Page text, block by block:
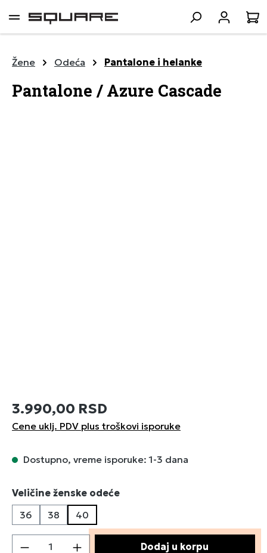
sadržaj
Žene Odeća Pantalone i helanke
Pantalone / Azure Cascade
3.990,00 RSD
Cene uklj. PDV plus troškovi isporuke
Dostupno, vreme isporuke: 1-3 dana
Izaberi
Veličine ženske odeće
36
38 40
Količina proizvoda: Unesite željenu
Dodaj u korpu